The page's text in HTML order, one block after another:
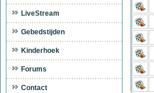
LiveStream
Gebedstijden
Kinderhoek
Forums
Contact